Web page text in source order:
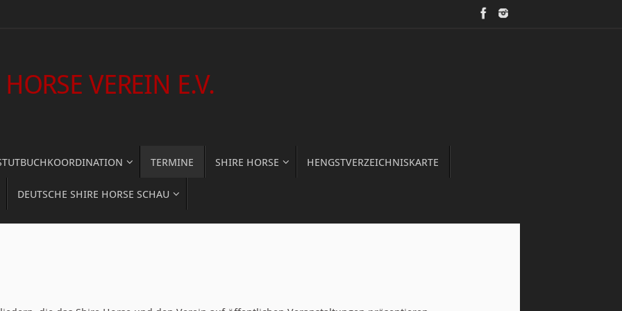
VEREIN E.V.
TERMINE SHIRE HORSE HENGSTVERZEICHNISKARTE
DEUTSCHE SHIRE HORSE SCHAU